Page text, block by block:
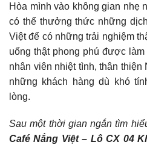
Hòa mình vào không gian nhẹ
có thể thưởng thức những
Việt để có những trải nghiệm
uống thật phong phú được
nhân viên nhiệt tình, thân
những khách hàng dù khó
lòng.
Sau một thời gian ngắn tìm
Café Nắng Việt – Lô CX 04